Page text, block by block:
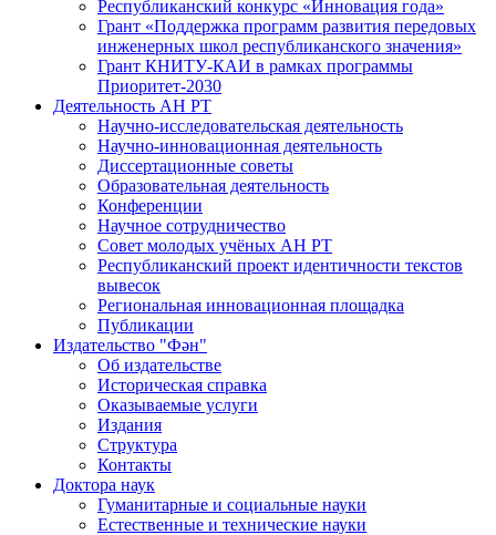
Республиканский конкурс «Инновация года»
Грант «Поддержка программ развития передовых
инженерных школ республиканского значения»
Грант КНИТУ-КАИ в рамках программы
Приоритет-2030
Деятельность АН РТ
Научно-исследовательская деятельность
Научно-инновационная деятельность
Диссертационные советы
Образовательная деятельность
Конференции
Научное сотрудничество
Совет молодых учёных АН РТ
Республиканский проект идентичности текстов
вывесок
Региональная инновационная площадка
Публикации
Издательство "Фән"
Об издательстве
Историческая справка
Оказываемые услуги
Издания
Структура
Контакты
Доктора наук
Гуманитарные и социальные науки
Естественные и технические науки